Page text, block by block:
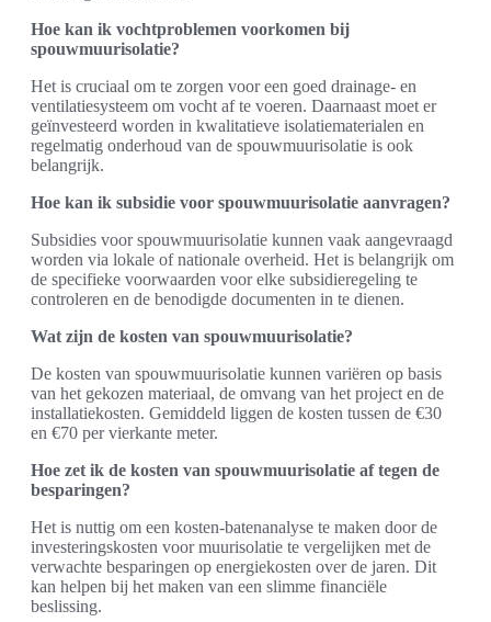
Hoe kan ik vochtproblemen voorkomen bij
spouwmuurisolatie?
Het is cruciaal om te zorgen voor een goed drainage- en
ventilatiesysteem om vocht af te voeren. Daarnaast moet er
geïnvesteerd worden in kwalitatieve isolatiematerialen en
regelmatig onderhoud van de spouwmuurisolatie is ook
belangrijk.
Hoe kan ik subsidie voor spouwmuurisolatie aanvragen?
Subsidies voor spouwmuurisolatie kunnen vaak aangevraagd
worden via lokale of nationale overheid. Het is belangrijk om
de specifieke voorwaarden voor elke subsidieregeling te
controleren en de benodigde documenten in te dienen.
Wat zijn de kosten van spouwmuurisolatie?
De kosten van spouwmuurisolatie kunnen variëren op basis
van het gekozen materiaal, de omvang van het project en de
installatiekosten. Gemiddeld liggen de kosten tussen de €30
en €70 per vierkante meter.
Hoe zet ik de kosten van spouwmuurisolatie af tegen de
besparingen?
Het is nuttig om een kosten-batenanalyse te maken door de
investeringskosten voor muurisolatie te vergelijken met de
verwachte besparingen op energiekosten over de jaren. Dit
kan helpen bij het maken van een slimme financiële
beslissing.